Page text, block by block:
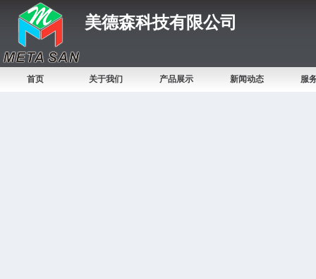
美德森科技有限公司
首页 关于我们 产品展示 新闻动态 服